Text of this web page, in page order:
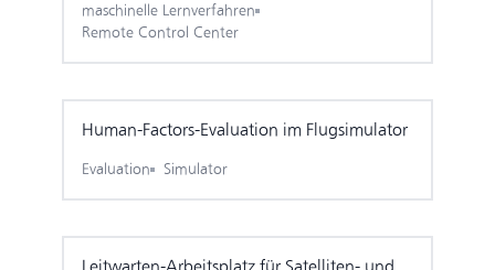
maschinelle Lernverfahren
Remote Control Center
Human-Factors-Evaluation im Flugsimulator
Evaluation Simulator